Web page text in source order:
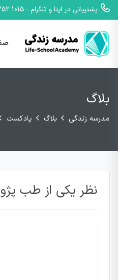
پشتیبانی در ایتا و تلگرام - 1015 252 0902
بلاگ
مدرسه زندگی بلاگ پادکست
نظر یکی از طب